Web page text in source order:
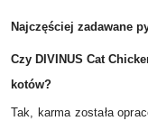
Najczęściej zadawane
Czy DIVINUS Cat
kotów?
Tak, karma została